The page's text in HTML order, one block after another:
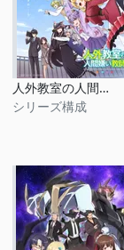
人外教室の人間嫌い教師
シリーズ構成